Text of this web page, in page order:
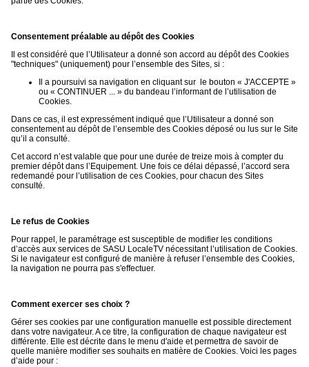
Consentement préalable au dépôt des Cookies
Il est considéré que l’Utilisateur a donné son accord au dépôt des Cookies
"techniques" (uniquement) pour l’ensemble des Sites, si :
Il a poursuivi sa navigation en cliquant sur le bouton « J'ACCEPTE »
ou « CONTINUER ... » du bandeau l’informant de l’utilisation de
Cookies.
Dans ce cas, il est expressément indiqué que l’Utilisateur a donné son
consentement au dépôt de l’ensemble des Cookies déposé ou lus sur le Site
qu’il a consulté.
Cet accord n’est valable que pour une durée de treize mois à compter du
premier dépôt dans l’Equipement. Une fois ce délai dépassé, l’accord sera
redemandé pour l’utilisation de ces Cookies, pour chacun des Sites
consulté.
Le refus de Cookies
Pour rappel, le paramétrage est susceptible de modifier les conditions
d’accès aux services de SASU LocaleTV nécessitant l’utilisation de Cookies.
Si le navigateur est configuré de manière à refuser l’ensemble des Cookies,
la navigation ne pourra pas s'effectuer.
Comment exercer ses choix ?
Gérer ses cookies par une configuration manuelle est possible directement
dans votre navigateur. A ce titre, la configuration de chaque navigateur est
différente. Elle est décrite dans le menu d'aide et permettra de savoir de
quelle manière modifier ses souhaits en matière de Cookies. Voici les pages
d’aide pour :